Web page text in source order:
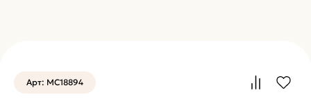
Арт: MC18894